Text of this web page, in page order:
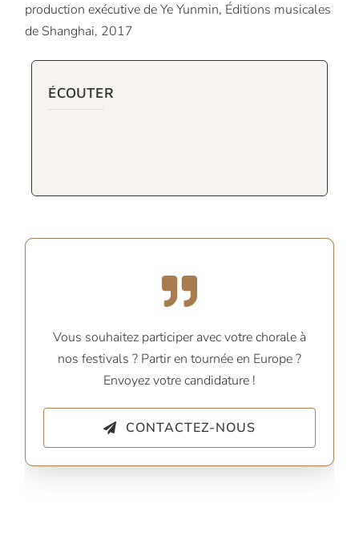
production exécutive de Ye Yunmin, Éditions musicales
de Shanghai, 2017
ÉCOUTER
Vous souhaitez participer avec votre chorale à
nos festivals ? Partir en tournée en Europe ?
Envoyez votre candidature !
CONTACTEZ-NOUS